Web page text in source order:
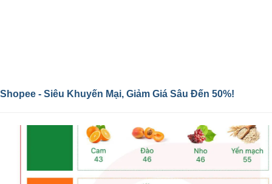
Shopee - Siêu Khuyến Mại, Giảm Giá Sâu Đến 50%!